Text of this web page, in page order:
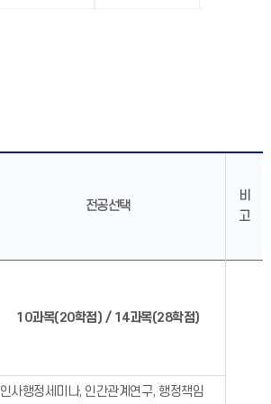
전공선택
비
고
10과목(20학점) / 14과목(28학점)
인사행정세미나, 인간관계연구, 행정책임